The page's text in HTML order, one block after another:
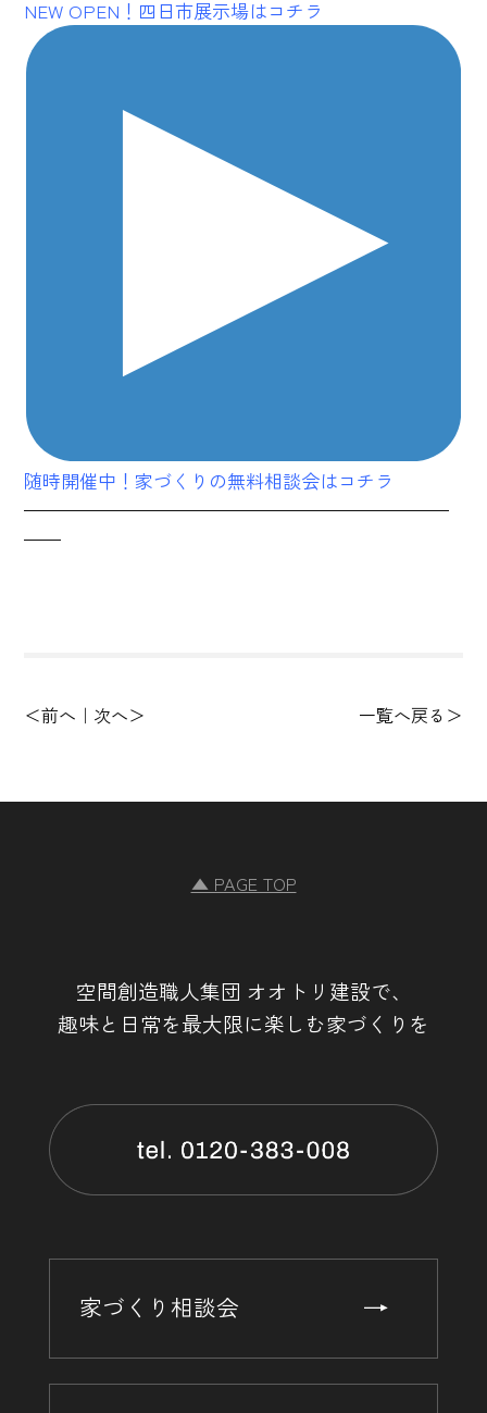
NEW OPEN ！四日市展示場はコチラ
随時開催中！家づくりの無料相談会はコチラ
———————————————————————
——
前へ 次へ 一覧へ戻る
▲ PAGE TOP
空間創造職人集団 オオトリ建設で、
趣味と日常を最大限に楽しむ家づくりを
家づくり相談会